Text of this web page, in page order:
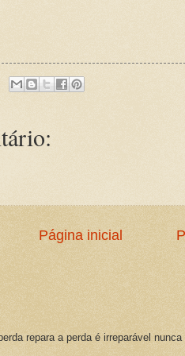
Página inicial
repara a perda é irreparável